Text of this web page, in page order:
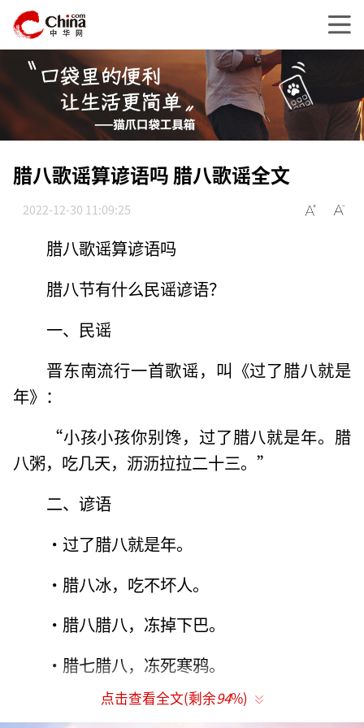
腊八歌谣算谚语吗 腊八歌谣全文
2022-12-30 11:09:25
腊八歌谣算谚语吗
腊八节有什么民谣谚语？
一、民谣
晋东南流行一首歌谣，叫《过了腊八就是
年》：
“小孩小孩你别馋，过了腊八就是年。腊
八粥，吃几天，沥沥拉拉二十三。”
二、谚语
•过了腊八就是年。
•腊八冰，吃不坏人。
•腊八腊八，冻掉下巴。
•腊七腊八，冻死寒鸦。
•吃过腊八饭就把年来办。
点击查看全文(剩余94%)